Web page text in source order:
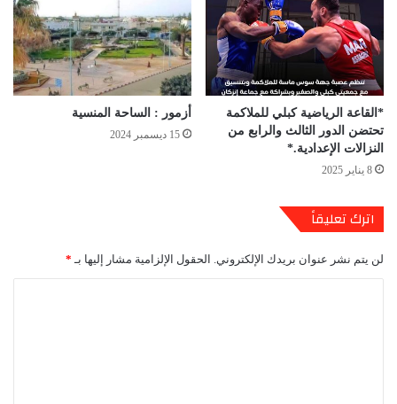
*القاعة الرياضية كبلي للملاكمة
تحتضن الدور الثالث والرابع من
النزالات الإعدادية.*
8 يناير 2025
أزمور : الساحة المنسية
15 ديسمبر 2024
اترك تعليقاً
لن يتم نشر عنوان بريدك الإلكتروني. الحقول الإلزامية مشار إليها بـ *